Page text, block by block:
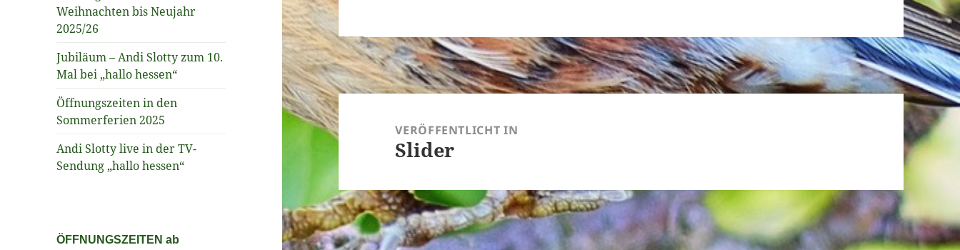
Weihnachten bis Neujahr
2025/26
Jubiläum – Andi Slotty zum 10.
Mal bei „hallo hessen“
Öffnungszeiten in den
Sommerferien 2025
Andi Slotty live in der TV-
Sendung „hallo hessen“
ÖFFNUNGSZEITEN ab
Beitragsnavigation
VERÖFFENTLICHT IN
Slider